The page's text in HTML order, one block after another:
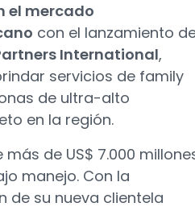
el mercado
con el lanzamiento
International,
servicios de family
de ultra-alto
en la región.
más de US$ 7.000
manejo. Con la
de su nueva clientela